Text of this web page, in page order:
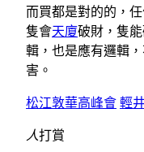
而買都是對的的，
隻會天廈破財，隻
輯，也是應有邏輯
害。
松江敦華高峰會 輕
人打賞